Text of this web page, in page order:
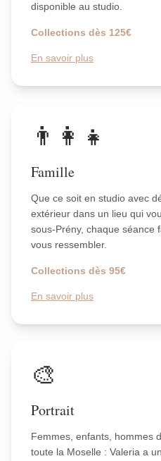
disponible au studio.
Collections dès 125€
En savoir plus
👨‍👩‍👧
Famille
Que ce soit en studio avec
extérieur dans un lieu qui
sous-Prény, chaque séance
vous ressembler.
Collections dès 95€
En savoir plus
🎨
Portrait
Femmes, enfants, hommes
toute la Moselle : Valeria a